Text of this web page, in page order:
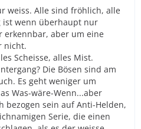
weiss. Alle sind fröhlich, alle
ist wenn überhaupt nur
aber um eine
nicht.
Scheisse, alles Mist.
Die Bösen sind am
Es geht weniger um
Was-wäre-Wenn...aber
bezogen sein auf Anti-Helden,
Serie, die einen